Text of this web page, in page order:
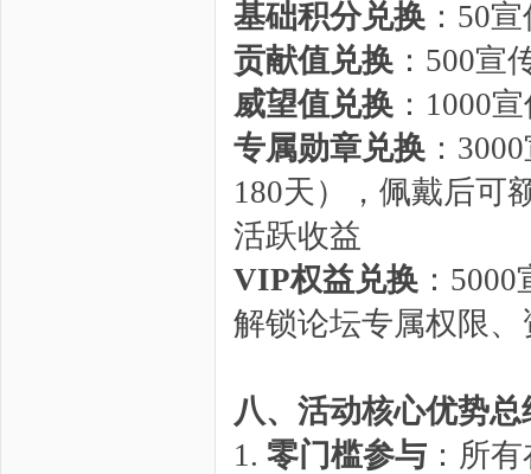
基础积分兑换 ：50
贡献值兑换 ：500宣
威望值兑换 ：1000
专属勋章兑换 ：
180天），佩戴后可
活跃收益
VIP权益兑换 ：
解锁论坛专属权限
八、活动核心优势总
1. 零门槛参与 ：所